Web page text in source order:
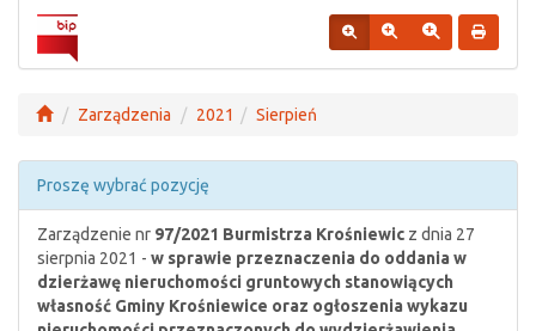
Zarządzenia 2021 Sierpień
Proszę wybrać pozycję
Zarządzenie nr 97/2021 Burmistrza Krośniewic z dnia 27
sierpnia 2021 - w sprawie przeznaczenia do oddania w
dzierżawę nieruchomości gruntowych stanowiących
własność Gminy Krośniewice oraz ogłoszenia wykazu